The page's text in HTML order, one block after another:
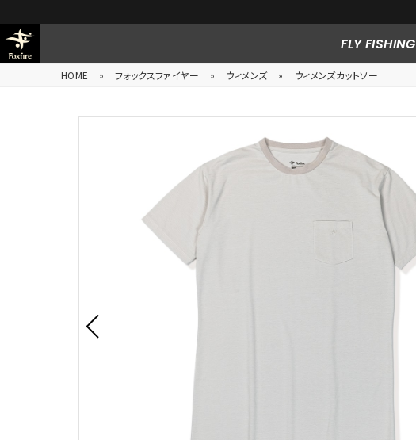
FLY FISHING
HOME » フォックスファイヤー » ウィメンズ » ウィメンズカットソー